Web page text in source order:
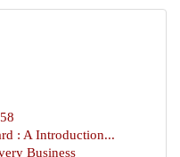
: A Introduction...
Business